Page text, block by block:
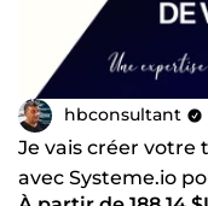
hbconsultant
Je vais créer votre
avec Systeme.io